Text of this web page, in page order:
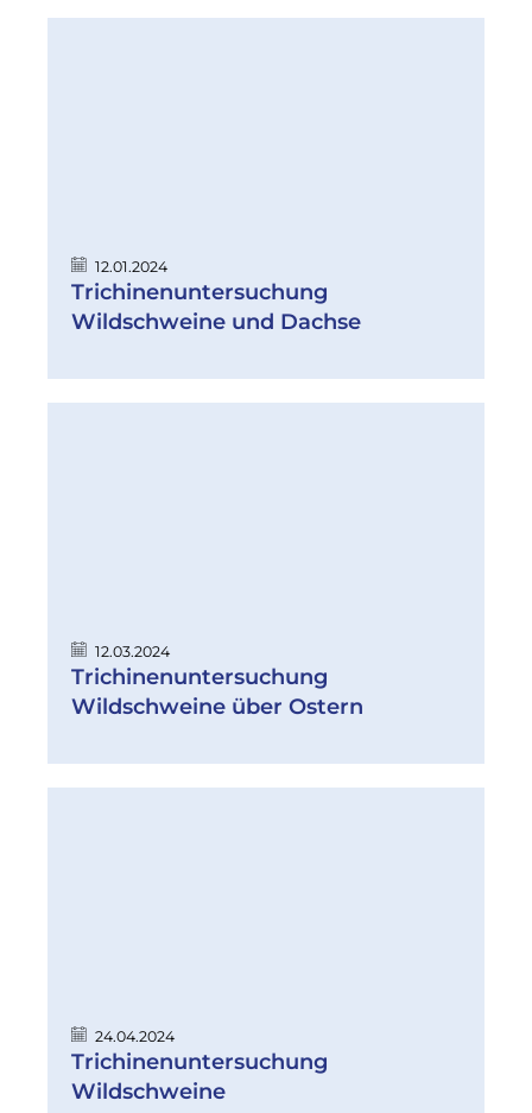
12.01.2024
Trichinenuntersuchung
Wildschweine und Dachse
12.03.2024
Trichinenuntersuchung
Wildschweine über Ostern
24.04.2024
Trichinenuntersuchung
Wildschweine